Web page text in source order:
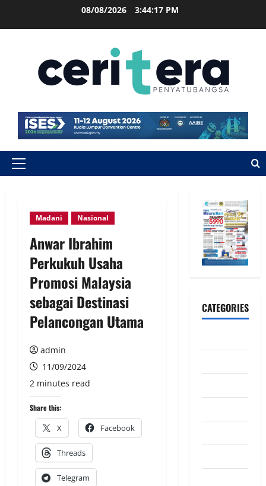
08/08/2026 3:44:18 PM
Madani Nasional
Anwar Ibrahim
Perkukuh Usaha
Promosi Malaysia
sebagai Destinasi
Pelancongan Utama
admin
11/09/2024
2 minutes read
Share this:
X Facebook
Threads
Telegram
CATEGORIES